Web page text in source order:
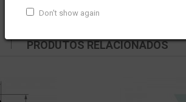
Don't show again
PRODUTOS RELACIONADOS